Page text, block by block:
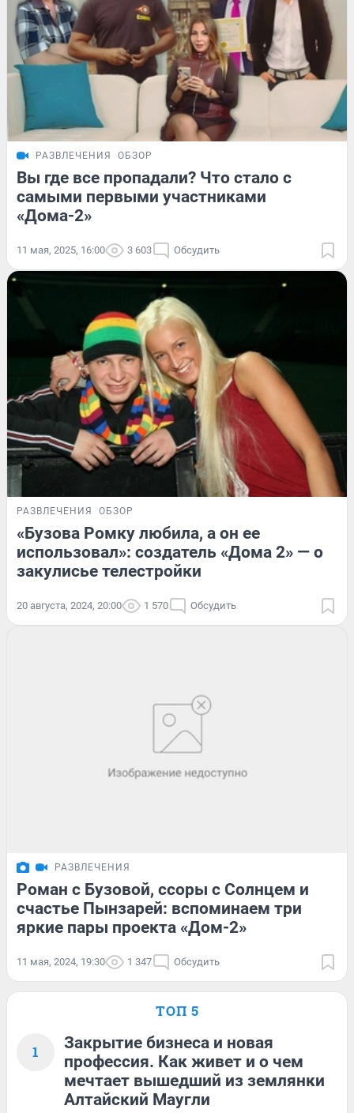
РАЗВЛЕЧЕНИЯ ОБЗОР
Вы где все пропадали? Что стало с
самыми первыми участниками
«Дома-2»
11 мая, 2025, 16:00 3 603 Обсудить
РАЗВЛЕЧЕНИЯ ОБЗОР
«Бузова Ромку любила, а он ее
использовал»: создатель «Дома 2» — о
закулисье телестройки
20 августа, 2024, 20:00 1 570 Обсудить
РАЗВЛЕЧЕНИЯ
Роман с Бузовой, ссоры с Солнцем и
счастье Пынзарей: вспоминаем три
яркие пары проекта «Дом-2»
11 мая, 2024, 19:30 1 347 Обсудить
ТОП 5
1
Закрытие бизнеса и новая
профессия. Как живет и о чем
мечтает вышедший из землянки
Алтайский Маугли